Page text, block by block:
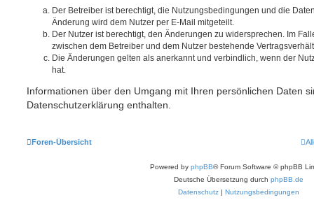
Der Betreiber ist berechtigt, die Nutzungsbedingungen und die
Änderung wird dem Nutzer per E-Mail mitgeteilt.
Der Nutzer ist berechtigt, den Änderungen zu widersprechen. Im
zwischen dem Betreiber und dem Nutzer bestehende
Die Änderungen gelten als anerkannt und verbindlich, wenn der
hat.
Informationen über den Umgang mit Ihren persönlichen Daten
Datenschutzerklärung enthalten.
Foren-Übersicht
Powered by phpBB® Forum Software © phpBB
Deutsche Übersetzung durch phpBB.de
Datenschutz | Nutzungsbedingungen